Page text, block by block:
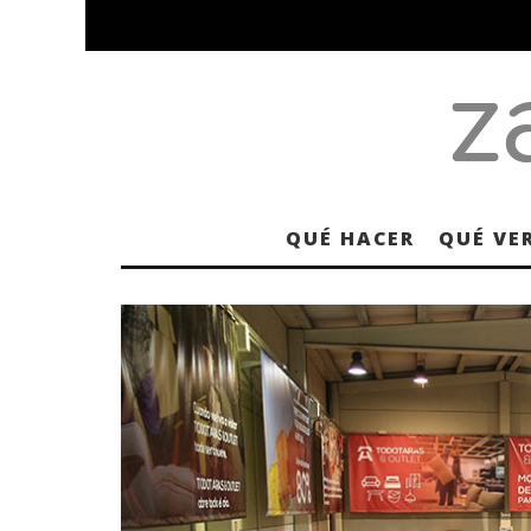
QUÉ HACER QUÉ